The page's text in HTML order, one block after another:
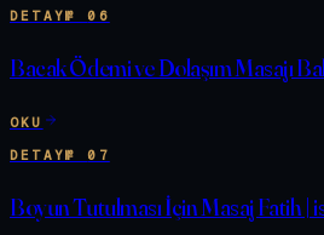
DETAY№06
Bacak Ödemi ve Dolaşım Masajı
OKU
DETAY№07
Boyun Tutulması İçin Masaj Fatih |